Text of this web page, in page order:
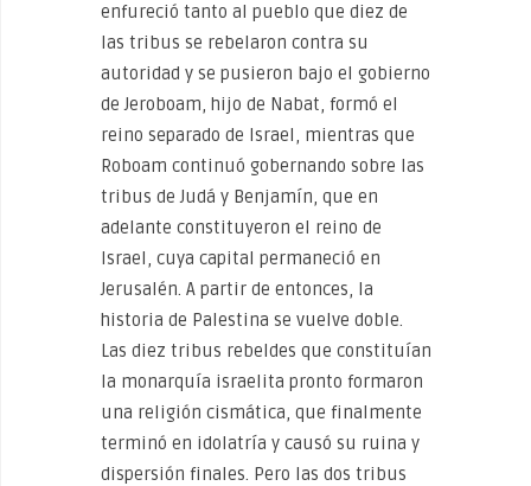
enfureció tanto al pueblo que diez de
las tribus se rebelaron contra su
autoridad y se pusieron bajo el gobierno
de Jeroboam, hijo de Nabat, formó el
reino separado de Israel, mientras que
Roboam continuó gobernando sobre las
tribus de Judá y Benjamín, que en
adelante constituyeron el reino de
Israel, cuya capital permaneció en
Jerusalén. A partir de entonces, la
historia de Palestina se vuelve doble.
Las diez tribus rebeldes que constituían
la monarquía israelita pronto formaron
una religión cismática, que finalmente
terminó en idolatría y causó su ruina y
dispersión finales. Pero las dos tribus